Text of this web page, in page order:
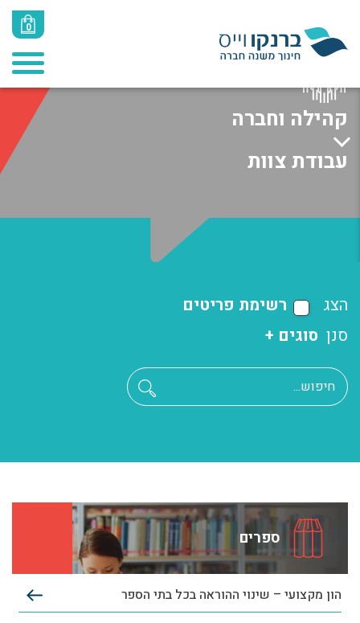
0
קהילה וחברה
עבודת צוות
הצג
רשימת פריטים
סנן סוגים +
ספרים
הון מקצועי – שינוי ההוראה בכל בתי הספר